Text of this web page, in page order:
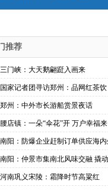
推荐
门峡：大天鹅翩跹入画来
家记者团寻访郑州：品网红茶
州：中外市长游船赏景夜话
店镇：一朵“伞花”开 万户幸福来
阳：防爆企业赶制订单供应海
阳：仲景市集南北风味交融 撬
南巩义宋陵：霜降时节高粱红